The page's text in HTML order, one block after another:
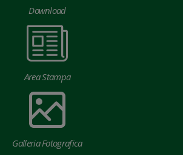
Download
Area Stampa
Galleria Fotografica